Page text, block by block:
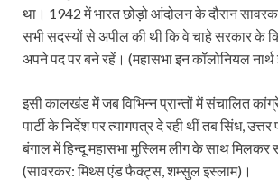
था। 1942 में भारत छोड़ो आंदोलन के दौरान
सभी सदस्यों से अपील की थी कि वे चाहे सरकार के
अपने पद पर बने रहें। (महासभा इन कॉलोनियल नार्थ
इसी कालखंड में जब विभिन्न प्रान्तों में संचालित
पार्टी के निर्देश पर त्यागपत्र दे रही थीं तब सिंध,
बंगाल में हिन्दू महासभा मुस्लिम लीग के साथ मिलकर
(सावरकर: मिथ्स एंड फैक्ट्स, शम्सुल इस्लाम)।